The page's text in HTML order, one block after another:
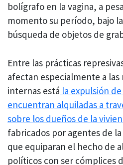
bolígrafo en la vagina, a
momento su período, bajo
búsqueda de objetos de
Entre las prácticas
afectan especialmente a
internas está la expulsión
encuentran alquiladas a
sobre los dueños de la
fabricados por agentes de
que equiparan el hecho de
políticos con ser cómplices